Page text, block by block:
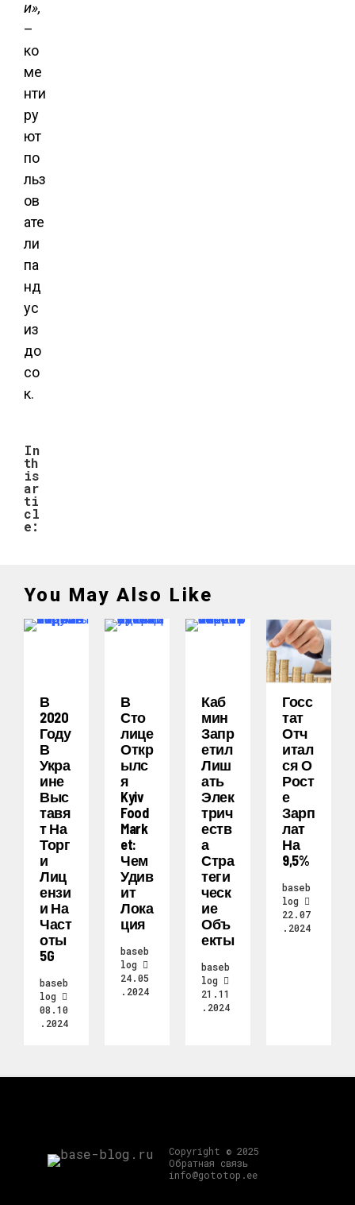
и»,
–
ко
ме
нти
ру
ют
по
льз
ов
ате
ли
па
нд
ус
из
до
со
к.
In
th
is
ar
ti
cl
e:
You May Also Like
В
2020
Году
В
Укра
Ине
Выс
Тавя
Т На
Торг
И
Лиц
Ензи
И На
Част
Оты
5G
baseb
log
08.10
.2024
В
Сто
Лице
Откр
Ылс
Я
Kyiv
Food
Mark
Et:
Чем
Удив
Ит
Лока
Ция
baseb
log
24.05
.2024
Каб
Мин
Запр
Етил
Лиш
Ать
Элек
Трич
Еств
А
Стра
Теги
Ческ
Ие
Объ
Екты
baseb
log
21.11
.2024
Госс
Тат
Отч
Итал
Ся О
Рост
Е
Зарп
Лат
На
9,5%
baseb
log
22.07
.2024
Copyright © 2025
Обратная связь
info@gototop.ee